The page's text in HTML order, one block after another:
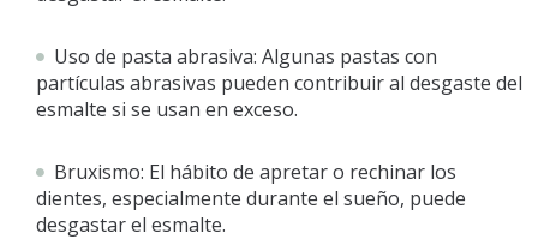
Uso de pasta abrasiva: Algunas pastas con
partículas abrasivas pueden contribuir al desgaste del
esmalte si se usan en exceso.
Bruxismo: El hábito de apretar o rechinar los
dientes, especialmente durante el sueño, puede
desgastar el esmalte.